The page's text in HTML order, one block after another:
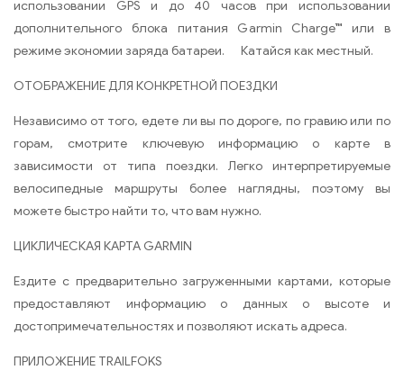
использовании GPS и до 40 часов при использовании
дополнительного блока питания Garmin Charge™ или в
режиме экономии заряда батареи. Катайся как местный.
ОТОБРАЖЕНИЕ ДЛЯ КОНКРЕТНОЙ ПОЕЗДКИ
Независимо от того, едете ли вы по дороге, по гравию или по
горам, смотрите ключевую информацию о карте в
зависимости от типа поездки. Легко интерпретируемые
велосипедные маршруты более наглядны, поэтому вы
можете быстро найти то, что вам нужно.
ЦИКЛИЧЕСКАЯ КАРТА GARMIN
Ездите с предварительно загруженными картами, которые
предоставляют информацию о данных о высоте и
достопримечательностях и позволяют искать адреса.
ПРИЛОЖЕНИЕ TRAILFOKS